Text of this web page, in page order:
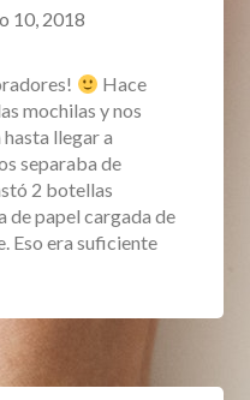
10, 2018
Hace
mochilas y nos
llegar a
separaba de
2 botellas
de papel cargada de
Eso era suficiente